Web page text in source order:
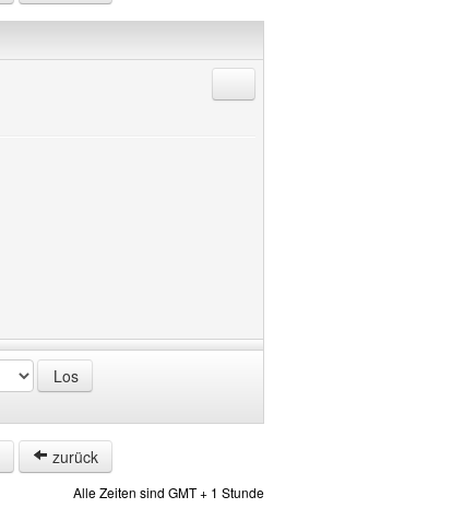
zurück
Alle Zeiten sind GMT + 1 Stunde